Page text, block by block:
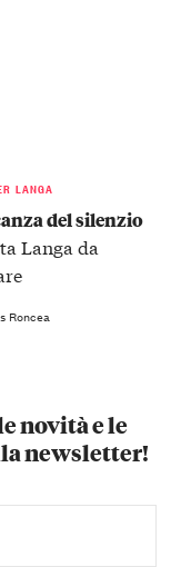
LANGA
del silenzio
Langa da
Roncea
novità e le
newsletter!